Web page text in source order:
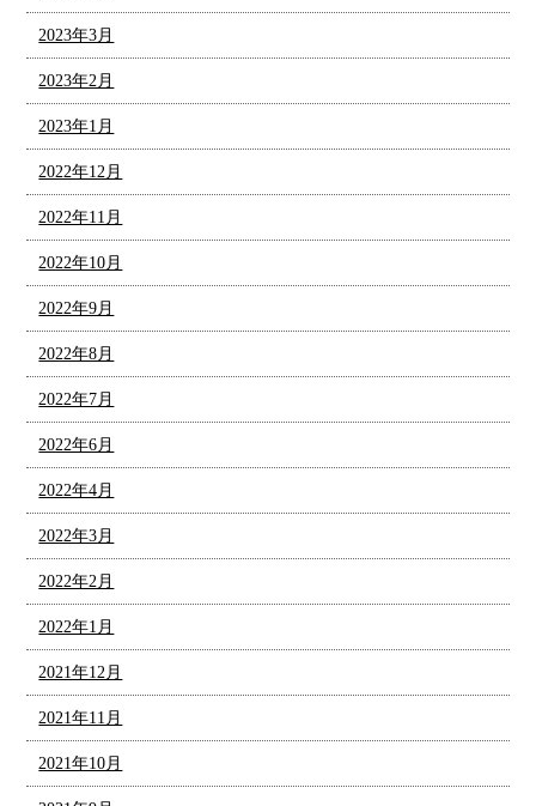
2023年3月
2023年2月
2023年1月
2022年12月
2022年11月
2022年10月
2022年9月
2022年8月
2022年7月
2022年6月
2022年4月
2022年3月
2022年2月
2022年1月
2021年12月
2021年11月
2021年10月